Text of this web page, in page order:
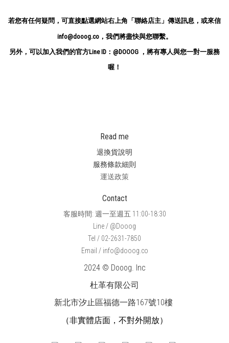
若您有任何疑問，可直接點選網站右上角「聯絡店主」傳送訊息，或來信
info@dooog.co，我們將盡快與您聯繫。
另外，可以加入我們的官方Line ID：@DOOOG ， 將有專人與您一對一服務
喔！
Read me
退換貨說明
服務條款細則
運送政策
Contact
客服時間: 週一至週五 11:00-18:30
Line / @Dooog
Tel / 02-2631-7850
Email / info@dooog.co
2024 © Dooog. Inc
杜革有限公司
新北市汐止區福德一路167號10樓
（非實體店面，不對外開放）